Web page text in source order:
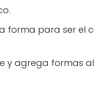
forma para ser el
y agrega formas